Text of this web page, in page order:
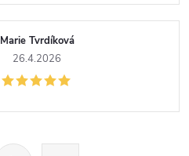
Marie Tvrdíková
26.4.2026